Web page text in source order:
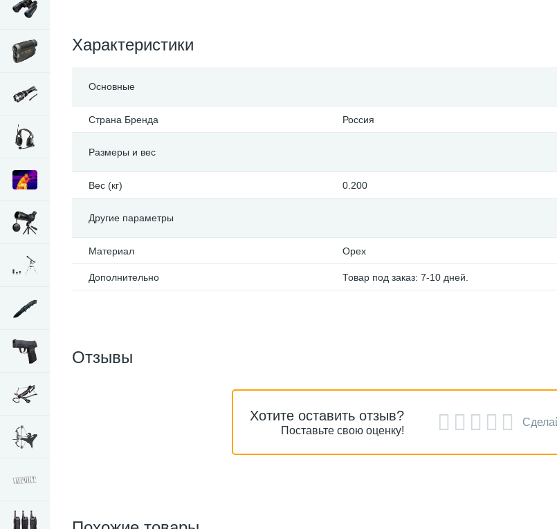
Характеристики
Основные
Страна Бренда Россия
Размеры и вес
Вес (кг) 0.200
Другие параметры
Материал Орех
Дополнительно Товар под заказ: 7-10 дней.
Отзывы
Хотите оставить отзыв?
Поставьте свою оценку!